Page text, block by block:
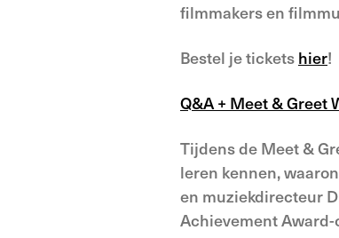
filmmakers en
Bestel je tickets hier!
Q&A + Meet & Greet
Tijdens de Meet &
leren kennen,
en muziekdirecteur
Achievement Award-